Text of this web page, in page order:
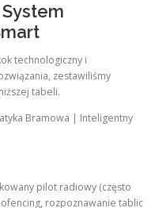
technologiczny i
zestawiliśmy
tabeli.
Bramowa | Inteligentny
pilot radiowy (często
rozpoznawanie tablic